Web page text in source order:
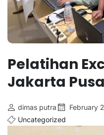
Pelatihan
Jakarta
dimas putra February
Uncategorized